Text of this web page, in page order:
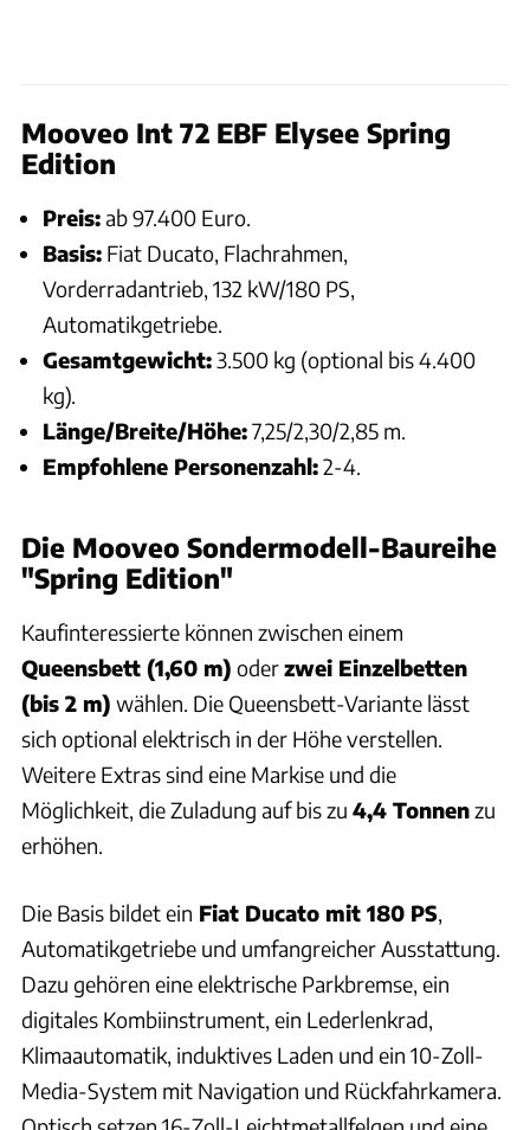
Mooveo Int 72 EBF Elysee Spring
Edition
Preis:ab 97.400 Euro.
Basis: Fiat Ducato, Flachrahmen,
Vorderradantrieb, 132 kW/180 PS,
Automatikgetriebe.
Gesamtgewicht:3.500 kg (optional bis 4.400
kg).
Länge/Breite/Höhe:7,25/2,30/2,85 m.
Empfohlene Personenzahl:2-4.
Die Mooveo Sondermodell-Baureihe
"Spring Edition"
Kaufinteressierte können zwischen einem
Queensbett (1,60 m) oderzwei Einzelbetten
(bis 2 m) wählen. Die Queensbett-Variante lässt
sich optional elektrisch in der Höhe verstellen.
Weitere Extras sind eine Markise und die
Möglichkeit, die Zuladung auf bis zu 4,4 Tonnenzu
erhöhen.
Die Basis bildet ein Fiat Ducato mit 180 PS,
Automatikgetriebe und umfangreicher Ausstattung.
Dazu gehören eine elektrische Parkbremse, ein
digitales Kombiinstrument, ein Lederlenkrad,
Klimaautomatik, induktives Laden und ein 10-Zoll-
Media-System mit Navigation und Rückfahrkamera.